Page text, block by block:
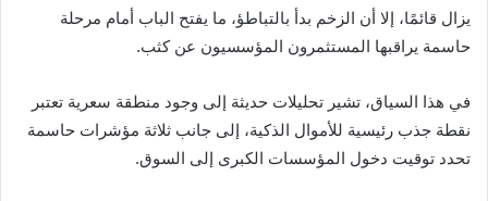
يزال قائمًا، إلا أن الزخم بدأ بالتباطؤ، ما يفتح الباب أمام مرحلة
حاسمة يراقبها المستثمرون المؤسسيون عن كثب.
في هذا السياق، تشير تحليلات حديثة إلى وجود منطقة سعرية تعتبر
نقطة جذب رئيسية للأموال الذكية، إلى جانب ثلاثة مؤشرات حاسمة
تحدد توقيت دخول المؤسسات الكبرى إلى السوق.